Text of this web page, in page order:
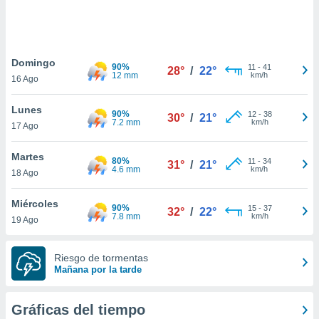
únicos
similares
como
sitio
de
posible
traten tus
en
Para
su
Domingo
16 Ago
90%
12 mm
28° / 22° 11 - 41
km/h
Lunes
17 Ago
90%
7.2 mm
30° / 21° 12- 38
km/h
Martes
18 Ago
80%
4.6 mm
31° / 21° 11 - 34
km/h
Miércoles
19 Ago
90%
7.8 mm
32° / 22° 15- 37
km/h
Riesgo de tormentas
Mañana por la tarde
Gráficas del tiempo